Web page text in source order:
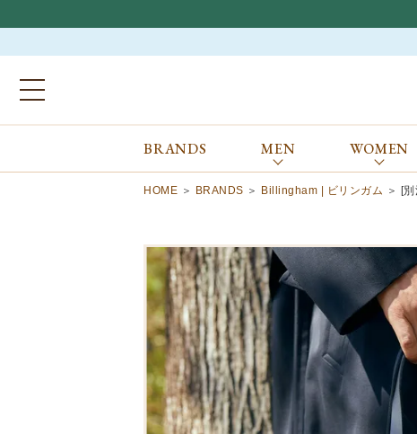
ブランドから探す
Bennett Winch
Billingham
Bowhill&Elliott
BRITISH MADE
Caledoor
Church’s
Clarks
corgi
JOSEPH CHEANEY
macalastair
New Balance
PANTHERELLA
REPRODUCTION
OF FOUND
SUNSPEL
The Edinburgh
Natural Skincare
ALL MEN WOMEN
BRANDS MEN WOMEN
HOME BRANDS Billingham | ビリンガム [